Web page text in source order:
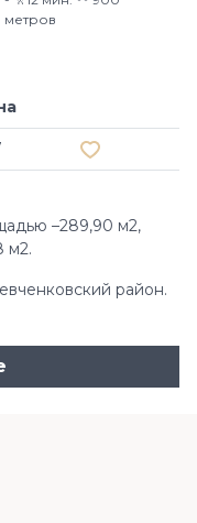
метров
–289,90 м2,
м2.
район.